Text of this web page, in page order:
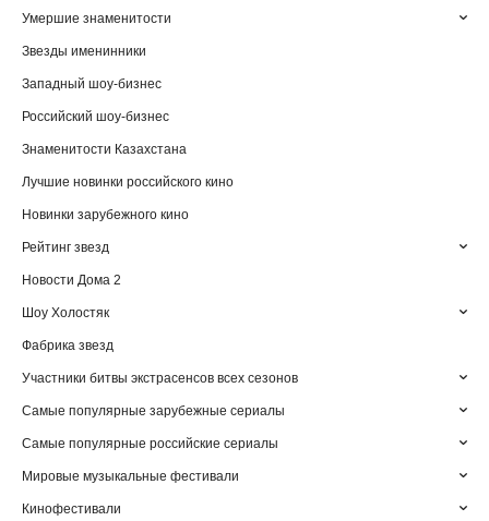
Умершие знаменитости
Звезды именинники
Западный шоу-бизнес
Российский шоу-бизнес
Знаменитости Казахстана
Лучшие новинки российского кино
Новинки зарубежного кино
Рейтинг звезд
Новости Дома 2
Шоу Холостяк
Фабрика звезд
Участники битвы экстрасенсов всех сезонов
Самые популярные зарубежные сериалы
Самые популярные российские сериалы
Мировые музыкальные фестивали
Кинофестивали